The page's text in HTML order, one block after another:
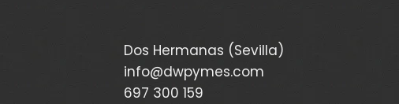
Dos Hermanas (Sevilla)
info@dwpymes.com
697 300 159